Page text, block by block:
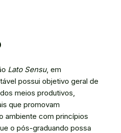
Lato Sensu, em
possui objetivo geral de
meios produtivos,
que promovam
ambiente com princípios
o pós-graduando possa